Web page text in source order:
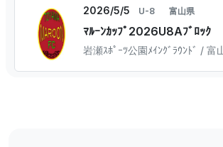
2026/5/5 U-8 富山県
ﾏﾙｰﾝｶｯﾌﾟ2026U8Aﾌﾞﾛｯｸ
岩瀬ｽﾎﾟｰﾂ公園ﾒｲﾝｸﾞﾗｳﾝﾄﾞ / 富